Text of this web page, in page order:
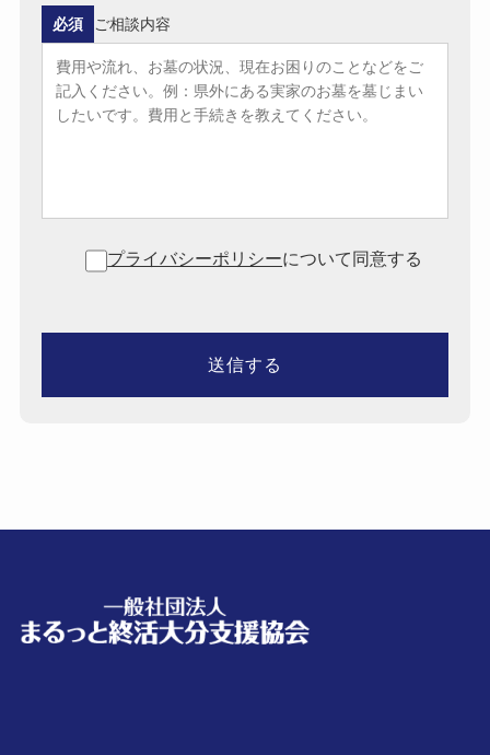
ご相談内容
必須
プライバシーポリシーについて同意する